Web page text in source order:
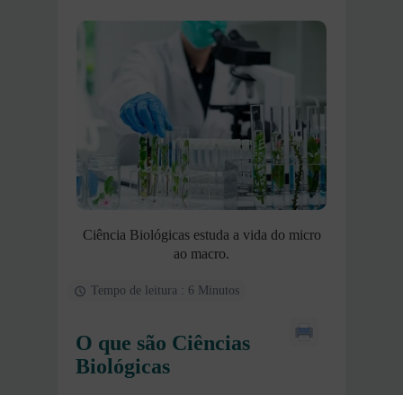
Ciência Biológicas estuda a vida do micro
ao macro.
Tempo de leitura : 6 Minutos
O que são Ciências
Biológicas